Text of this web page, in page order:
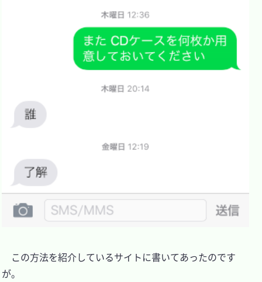
この方法を紹介しているサイトに書いてあったのです
が。